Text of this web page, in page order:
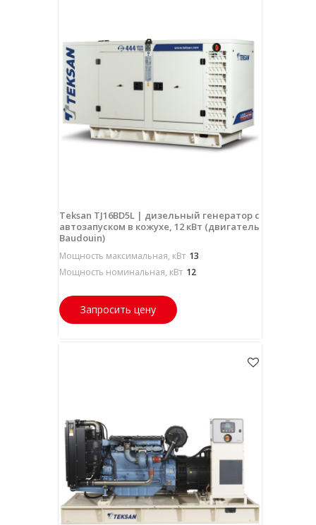
Teksan TJ16BD5L | дизельный генератор с
автозапуском в кожухе, 12 кВт (двигатель
Baudouin)
Мощность максимальная, кВт 13
Мощность номинальная, кВт 12
Запросить цену